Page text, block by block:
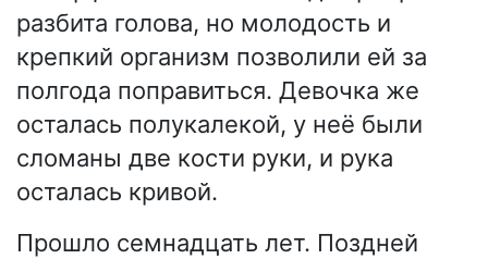
разбита голова, но молодость и
крепкий организм позволили ей за
полгода поправиться. Девочка же
осталась полукалекой, у неё были
сломаны две кости руки, и рука
осталась кривой.
Прошло семнадцать лет. Поздней